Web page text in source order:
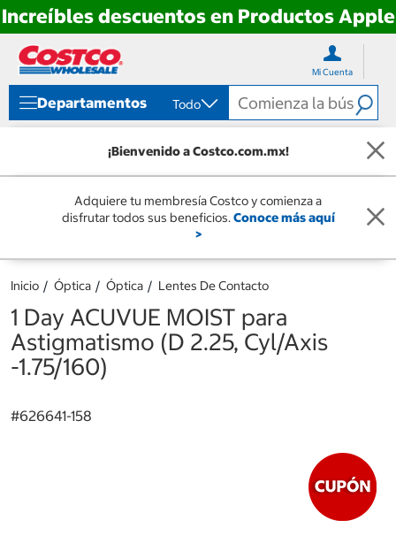
Increíbles descuentos en Productos Apple
directo
contenido
directo
menú
navegación
Mi Cuenta
Departamentos Todo
¡Bienvenido a Costco.com.mx!
Adquiere tu membresía Costco y comienza a
disfrutar todos sus beneficios.Conoce más aquí
>
Inicio Óptica Óptica Lentes De Contacto
1 Day ACUVUE MOIST para
Astigmatismo (D 2.25, Cyl/Axis
-1.75/160)
#626641-158